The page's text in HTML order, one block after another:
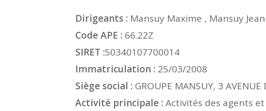
Dirigeants : Mansuy Maxime , Mansuy
Code APE : 66.22Z
SIRET :50340107700014
Immatriculation : 25/03/2008
Siège social : GROUPE MANSUY, 3
Activité principale :Activités des agents